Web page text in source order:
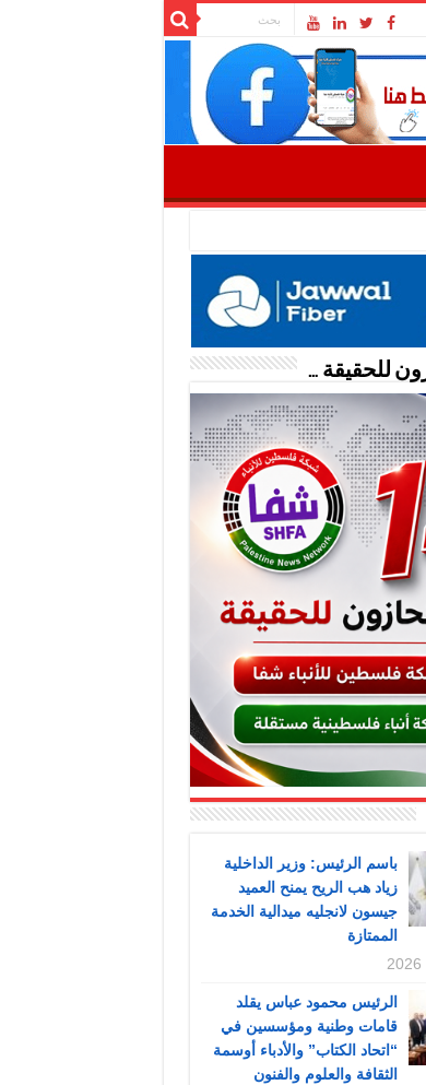
باسم الرئيس: وزير الداخلية
زياد هب الريح يمنح العميد
جيسون لانجليه ميدالية الخدمة
الممتازة
الرئيس محمود عباس يقلد
قامات وطنية ومؤسسين في
“اتحاد الكتاب” والأدباء أوسمة
الثقافة والعلوم والفنون